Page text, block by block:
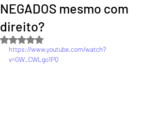
NEGADOS mesmo com
direito?
Avaliado com NaN de 5 estrelas.
https://www.youtube.com/watch?
v=GW_CWLgo1PQ